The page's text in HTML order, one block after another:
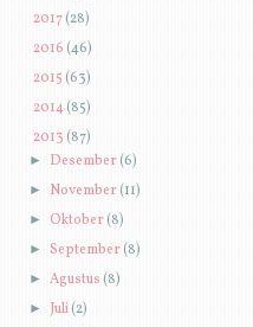
2017(28)
2016 (46)
2015 (63)
2014 (85)
2013 (87)
► Desember(6)
► November(11)
► Oktober(8)
►September(8)
► Agustus (8)
► Juli(2)